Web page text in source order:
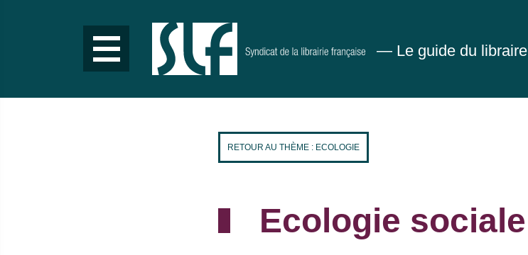
— Le guide du libraire
RETOUR AU THÈME : ECOLOGIE
Ecologie sociale